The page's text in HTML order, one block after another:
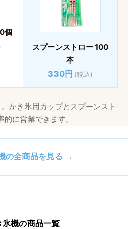
個
スプーンストロー 100
本
330円 (税込)
かき氷用カップとスプーンスト
に営業できます。
の全商品を見る →
氷機の商品一覧